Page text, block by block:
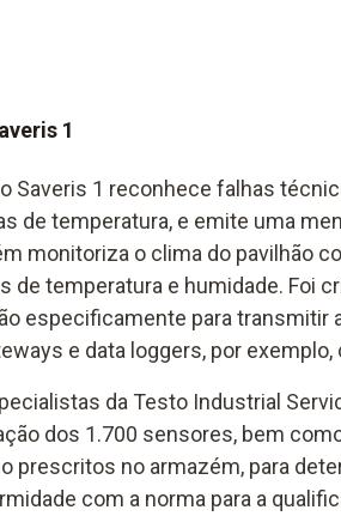
1
Saveris 1 reconhece falhas
de temperatura, e emite uma
monitoriza o clima do pavilhão
de temperatura e humidade. Foi
especificamente para transmitir
e data loggers, por
da Testo Industrial
dos 1.700 sensores, bem
prescritos no armazém, para
com a norma para a